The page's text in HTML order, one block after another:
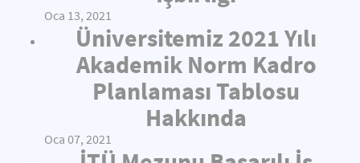
Oca 13, 2021
Üniversitemiz 2021 Yılı
Akademik Norm Kadro
Planlaması Tablosu
Hakkında
Oca 07, 2021